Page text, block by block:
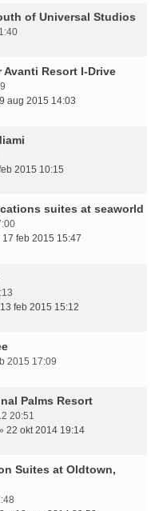
of Universal Studios
Resort I-Drive
aug 2015 14:03
2015 10:15
suites at seaworld
17 feb 2015 15:47
13 feb 2015 15:12
2015 17:09
Palms Resort
20:51
22 okt 2014 19:14
Suites at Oldtown,